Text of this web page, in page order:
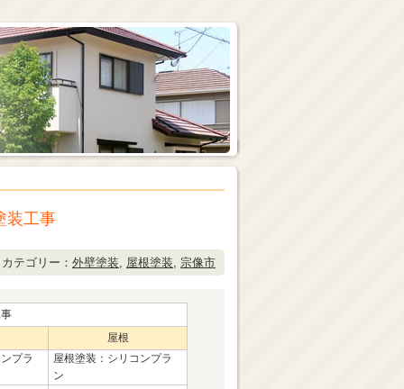
装工事
カテゴリー： 外壁塗装, 屋根塗装, 宗像市
屋根
プラ
屋根塗装：シリコンプラ
ン